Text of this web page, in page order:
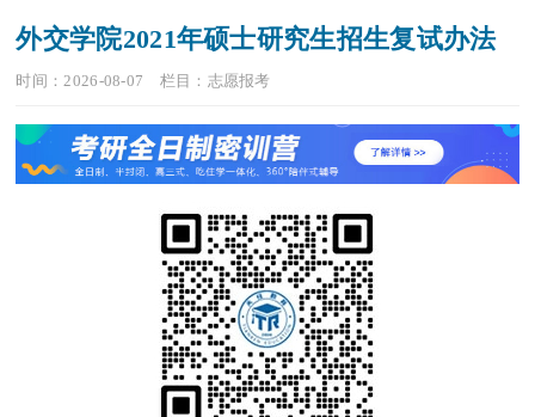
外交学院2021年硕士研究生招生复试办法
时间：2026-08-07 栏目： 志愿报考